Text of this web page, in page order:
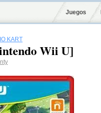
Juegos
KART
Wii U]